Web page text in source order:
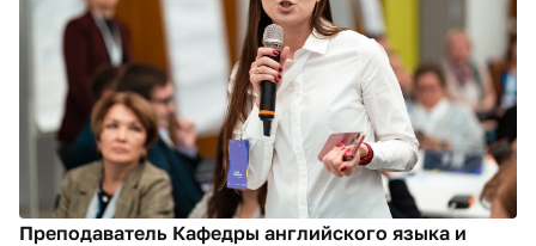
Преподаватель Кафедры английского языка и